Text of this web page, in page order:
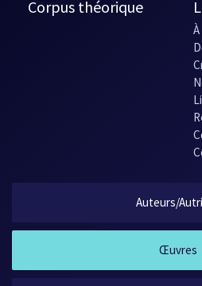
Corpus théorique
Auteurs/
Œuvres